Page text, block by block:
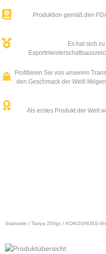
Produktion gemäß den
Es hat sich
Profitieren Sie von unserem
den Geschmack der Welt!
Als erstes Produkt der Welt
Startseite / Tanya 250gr. / KOKOSNUSS-